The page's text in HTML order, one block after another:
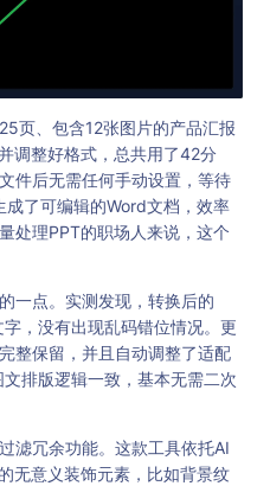
页、包含12张图片的产品汇报
调整好格式，总共用了42分
件后无需任何手动设置，等待
了可编辑的Word文档，效率
处理PPT的职场人来说，这个
一点。实测发现，转换后的
，没有出现乱码错位情况。更
整保留，并且自动调整了适配
排版逻辑一致，基本无需二次
滤冗余功能。这款工具依托AI
无意义装饰元素，比如背景纹